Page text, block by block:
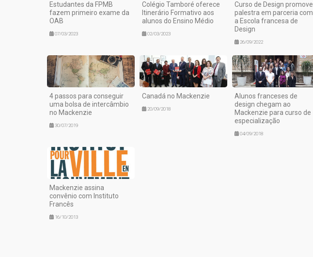
Estudantes da FPMB
fazem primeiro exame da
OAB
07/03/2023
Colégio Tamboré oferece
Itinerário Formativo aos
alunos do Ensino Médio
02/03/2023
Curso de Design promove
palestra em parceria com
a Escola francesa de
Design
26/09/2022
4 passos para conseguir
uma bolsa de intercâmbio
no Mackenzie
30/07/2019
Canadá no Mackenzie
20/09/2018
Alunos franceses de
design chegam ao
Mackenzie para curso de
especialização
04/09/2018
Mackenzie assina
convênio com Instituto
Francês
16/10/2013